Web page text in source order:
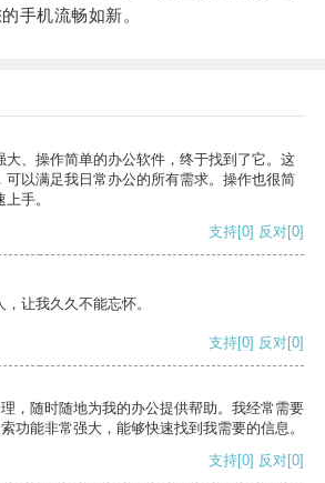
手机流畅如新。
大、操作简单的办公软件，终于找到了它。这
可以满足我日常办公的所有需求。操作也很简
手。
支持[0] 反对[0]
让我久久不能忘怀。
支持[0] 反对[0]
，随时随地为我的办公提供帮助。我经常需要
功能非常强大，能够快速找到我需要的信息。
支持[0] 反对[0]